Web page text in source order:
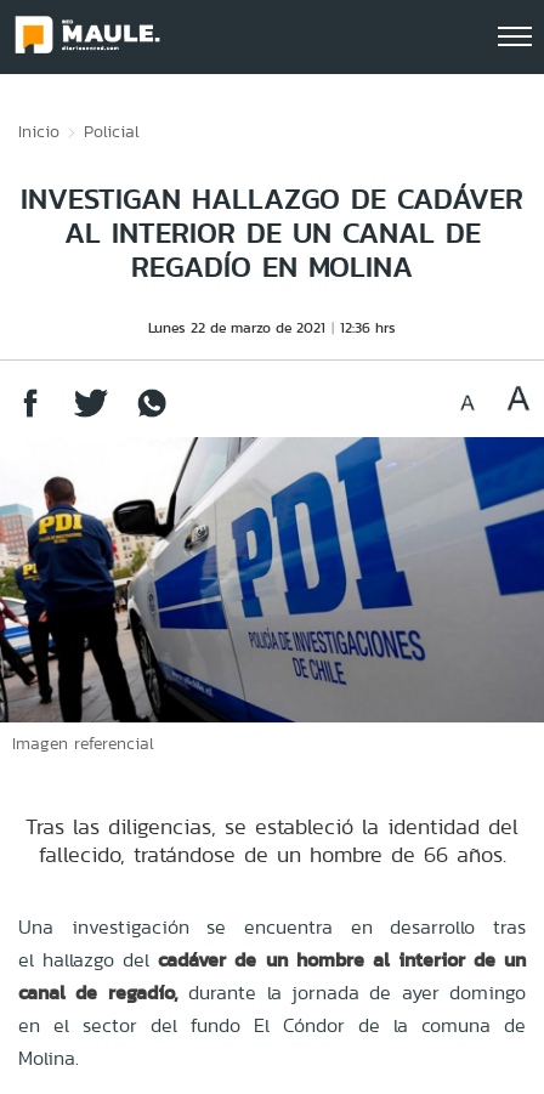
Inicio Policial
INVESTIGAN HALLAZGO DE CADÁVER
AL INTERIOR DE UN CANAL DE
REGADÍO EN MOLINA
Lunes 22 de marzo de 2021 12:36 hrs
Imagen referencial
Tras las diligencias, se estableció la identidad del
fallecido, tratándose de un hombre de 66 años.
Una investigación se encuentra en desarrollo tras
el hallazgo delcadáver de un hombre al interior de un
canal de regadío,durante la jornada de ayer domingo
en el sector del fundo El Cóndor de la comuna de
Molina.